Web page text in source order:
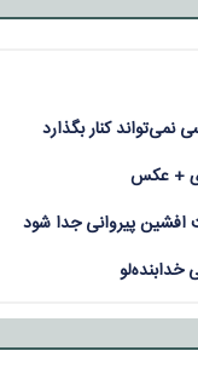
کنار بگذارد
+ عکس
پیروانی جدا شود
خدابنده‌لو